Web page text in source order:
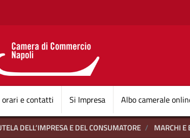
DI COMMERCIO
orari e contatti Si Impresa Albo camerale
DELL’IMPRESA E DEL CONSUMATORE MARCHI E